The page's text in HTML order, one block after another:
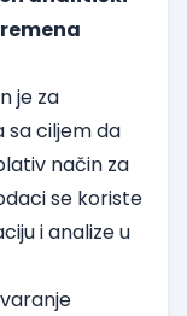
je za
sa ciljem da
način za
se koriste
i analize u